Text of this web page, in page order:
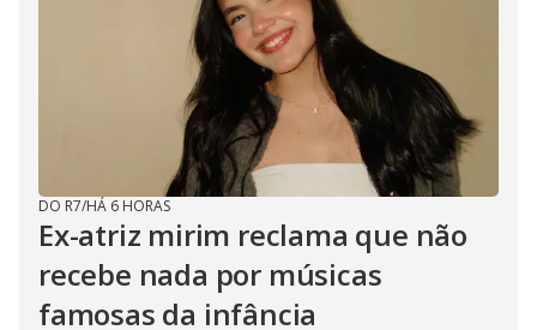
DO R7/HÁ 6 HORAS
Ex-atriz mirim reclama que não
recebe nada por músicas
famosas da infância